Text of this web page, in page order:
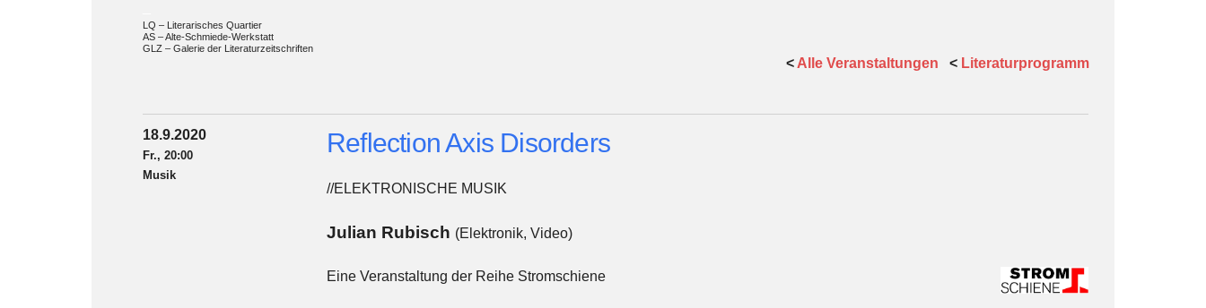
LQ – Literarisches Quartier
AS – Alte-Schmiede-Werkstatt
GLZ – Galerie der Literaturzeitschriften
< Alle Veranstaltungen < Literaturprogramm
18.9.2020
Fr., 20:00
Musik
Reflection Axis Disorders
//ELEKTRONISCHE MUSIK
Julian Rubisch (Elektronik, Video)
Eine Veranstaltung der Reihe Stromschiene